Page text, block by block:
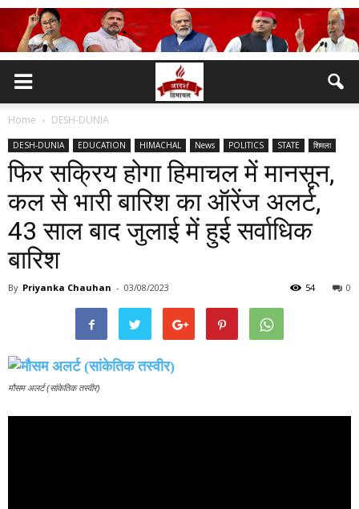
Home DESH-DUNIA
DESH-DUNIA EDUCATION HIMACHAL News POLITICS STATE शिमला
फिर सक्रिय होगा हिमाचल में मानसून,
कल से भारी बारिश का ऑरेंज अलर्ट,
43 साल बाद जुलाई में हुई सर्वाधिक
बारिश
By Priyanka Chauhan - 03/08/2023 0
54
मौसम अलर्ट (सांकेतिक तस्वीर)